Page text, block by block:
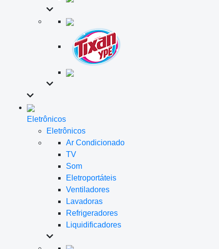
Eletrônicos
Eletrônicos
Ar Condicionado
TV
Som
Eletroportáteis
Ventiladores
Lavadoras
Refrigeradores
Liquidificadores